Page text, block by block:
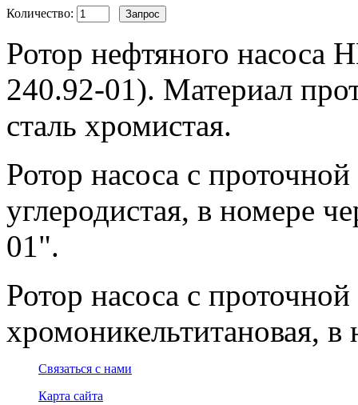
Количество:
Ротор нефтяного насоса
240.92-01). Материал
сталь хромистая.
Ротор насоса с
углеродистая, в номере
01".
Ротор насоса с
хромоникельтитановая,
Связаться с нами
Карта сайта